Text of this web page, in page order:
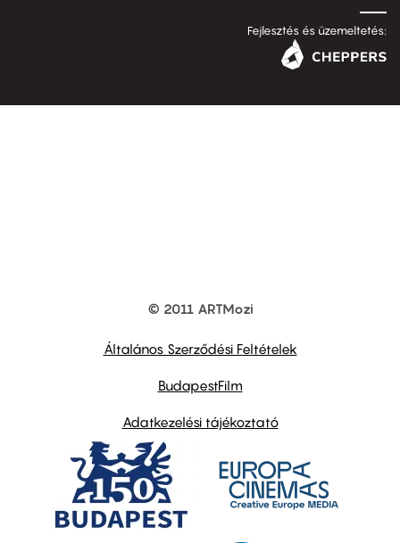
Fejlesztés és üzemeltetés:
© 2011 ARTMozi
Általános Szerződési Feltételek
BudapestFilm
Adatkezelési tájékoztató